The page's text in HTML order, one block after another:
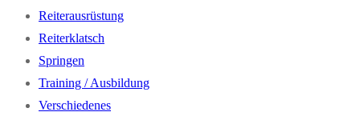
Reiterausrüstung
Reiterklatsch
Springen
Training / Ausbildung
Verschiedenes